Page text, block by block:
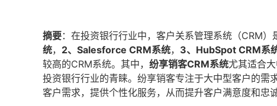
摘要：在投资银行行业中，客户关系管理系统（CRM
统， 2、Salesforce CRM系统， 3、HubSpot CRM系
较高的CRM系统。其中， 纷享销客CRM系统尤其适合
投资银行行业的青睐。纷享销客专注于大中型客户的
客户需求，提供个性化服务，从而提升客户满意度和忠诚